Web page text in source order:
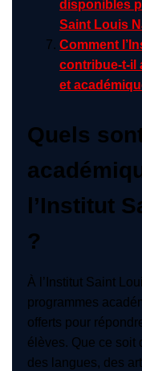
disponibles
Saint Louis
Comment
contribue-t-il
et
Quels
l’Institut
?
À l’Institut Saint
programmes
offerts pour
élèves. Que ce soit
des langues, des